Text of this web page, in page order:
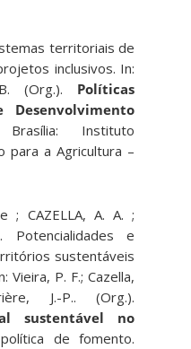
territoriais de
inclusivos. In:
(Org.). Políticas
Desenvolvimento
Instituto
para a Agricultura –
; CAZELLA, A. A. ;
e
sustentáveis
Vieira, P. F.; Cazella,
J.-P.. (Org.).
sustentável no
de fomento.